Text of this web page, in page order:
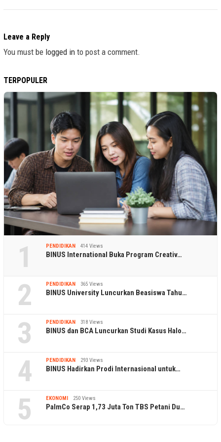
Leave a Reply
You must be logged in to post a comment.
TERPOPULER
1 PENDIDIKAN 414 Views
BINUS International Buka Program Creativ…
2 PENDIDIKAN 365 Views
BINUS University Luncurkan Beasiswa Tahu…
3 PENDIDIKAN 318 Views
BINUS dan BCA Luncurkan Studi Kasus Halo…
4 PENDIDIKAN 293 Views
BINUS Hadirkan Prodi Internasional untuk…
5 EKONOMI 250 Views
PalmCo Serap 1,73 Juta Ton TBS Petani Du…